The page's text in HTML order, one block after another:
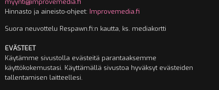
myynti@improvemedia.fi
Hinnasto ja aineisto-ohjeet: Improvemedia.fi
Suora neuvottelu Respawn.fi:n kautta, ks. mediakortti
EVÄSTEET
Käytämme sivustolla evästeitä parantaaksemme
käyttökokemustasi. Käyttämällä sivustoa hyväksyt evästeiden
tallentamisen laitteellesi.